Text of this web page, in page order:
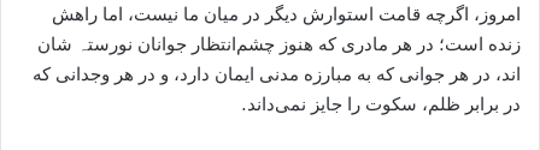
امروز، اگرچه قامت استوارش دیگر در میان ما نیست، اما راهش
زنده است؛ در هر مادری که هنوز چشم‌انتظار جوانان نورستہ شان
اند، در هر جوانی که به مبارزه مدنی ایمان دارد، و در هر وجدانی که
در برابر ظلم، سکوت را جایز نمی‌داند.